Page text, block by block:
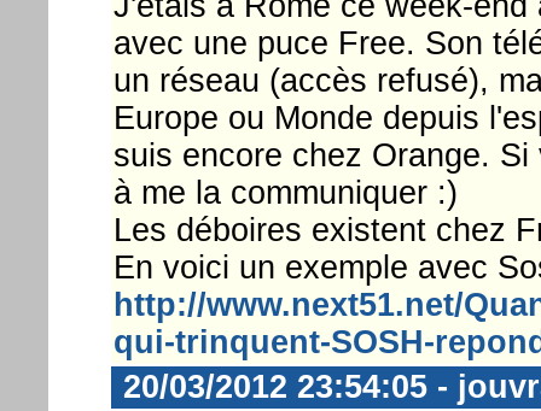
avec une puce Free. Son
un réseau (accès refusé),
Europe ou Monde depuis
suis encore chez Orange.
à me la communiquer :)
Les déboires existent chez
En voici un exemple avec
http://www.next51.net/
qui-trinquent-SOSH-
20/03/2012 23:54:05 -